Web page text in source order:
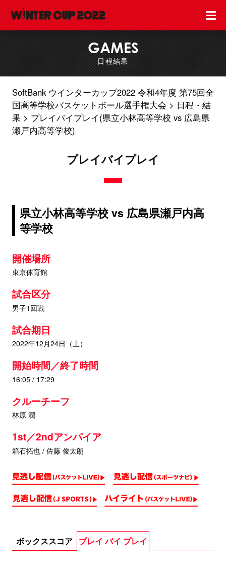
GAMES
日程結果
SoftBank ウインターカップ2022 令和4年度 第75回全
国高等学校バスケットボール選手権大会
日程・結
果
プレイバイプレイ(県立小林高等学校 vs 広島県
瀬戸内高等学校)
プレイバイプレイ
県立小林高等学校 vs 広島県瀬戸内高
等学校
開催場所
東京体育館
試合区分
男子1回戦
試合期日
2022年12月24日（土）
開始時間／終了時間
16:05 / 17:29
クルーチーフ
林原 潤
1st／2ndアンパイア
箱石拓也 / 佐藤 俊太朗
ボックススコア プレイ バイ プレイ